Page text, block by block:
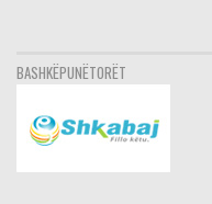
BASHKËPUNËTORËT